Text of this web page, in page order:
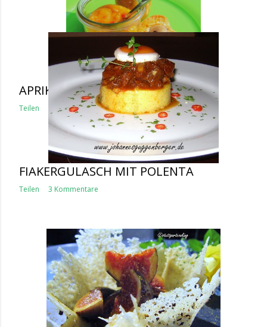
APRIKOSEN-CHUTNEY
Teilen Kommentar veröffentlichen
FIAKERGULASCH MIT POLENTA
Teilen 3 Kommentare